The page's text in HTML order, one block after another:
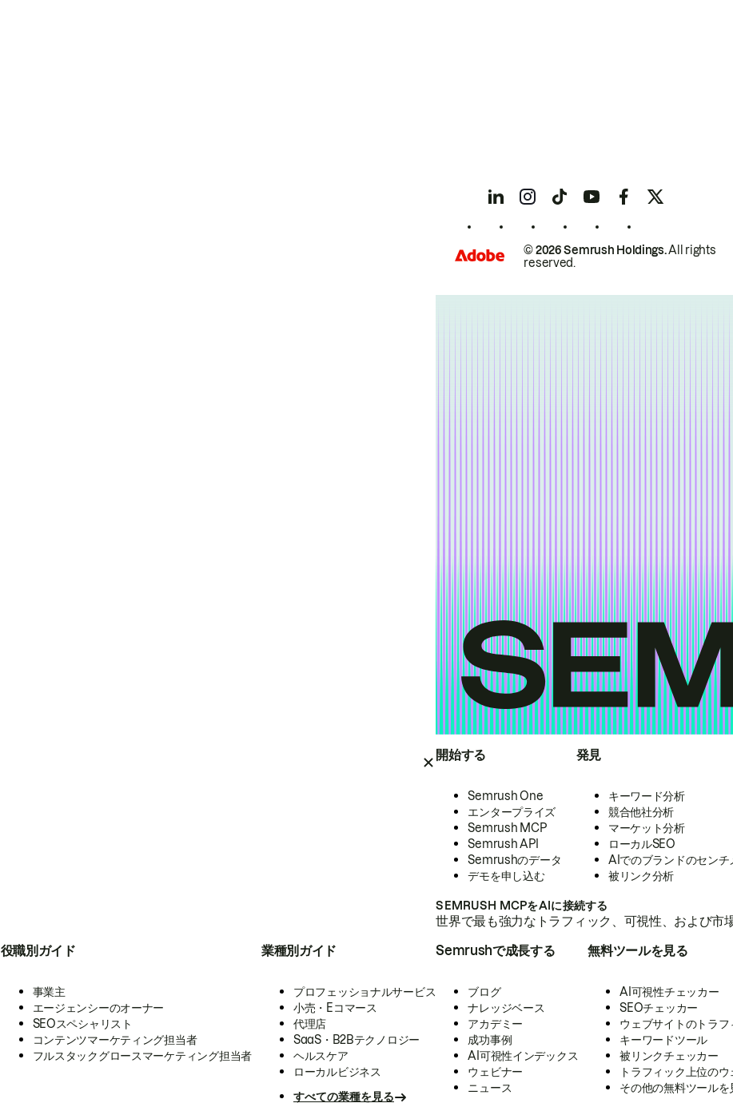
開始する
Semrush One
エンタープライズ
Semrush MCP
Semrush API
Semrushのデータ
デモを申し込む
発見
キーワード分析
競合他社分析
マーケット分析
ローカルSEO
AIでのブランドのセンチ
被リンク分析
SEMRUSH MCPをAIに接続する
世界で最も強力なトラフィック、可視性、および
役職別ガイド
事業主
エージェンシーのオーナー
SEOスペシャリスト
コンテンツマーケティング担当者
フルスタックグロースマーケティング担当者
業種別ガイド
プロフェッショナルサービス
小売・Eコマース
代理店
SaaS・B2Bテクノロジー
ヘルスケア
ローカルビジネス
すべての業種を見る
Semrushで成長する
ブログ
ナレッジベース
アカデミー
成功事例
AI可視性インデックス
ウェビナー
ニュース
無料ツールを見る
AI可視性チェッカー
SEOチェッカー
ウェブサイトのトラ
キーワードツール
被リンクチェッカー
トラフィック上位の
その他の無料ツールを
© 2026 Semrush Holdings.All rights
reserved.